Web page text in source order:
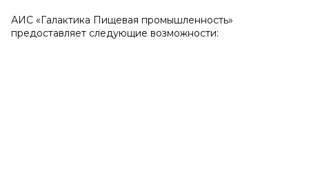
АИС «Галактика Пищевая промышленность»
предоставляет следующие возможности: